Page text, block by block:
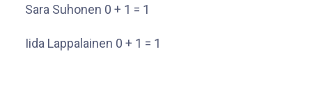
Sara Suhonen 0 + 1 = 1
Iida Lappalainen 0 + 1 = 1